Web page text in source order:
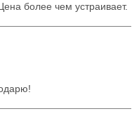
более чем устраивает.